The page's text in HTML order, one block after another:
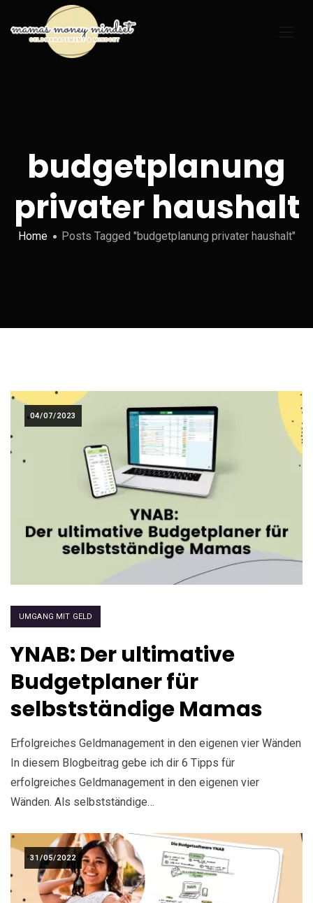
budgetplanung
privater haushalt
Home Posts Tagged "budgetplanung privater haushalt"
04/07/2023
UMGANG MIT GELD
YNAB: Der ultimative
Budgetplaner für
selbstständige Mamas
Erfolgreiches Geldmanagement in den eigenen vier Wänden
In diesem Blogbeitrag gebe ich dir 6 Tipps für
erfolgreiches Geldmanagement in den eigenen vier
Wänden. Als selbstständige…
31/05/2022